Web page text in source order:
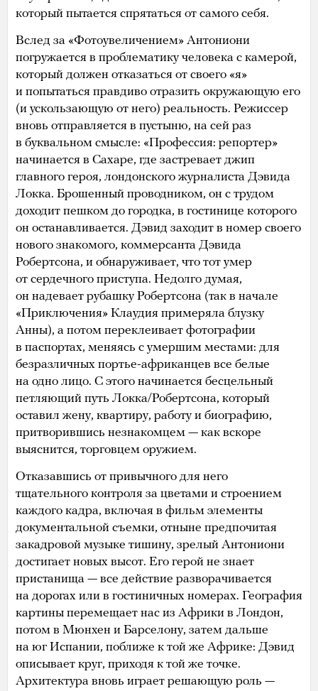
который пытается спрятаться от самого себя.
Вслед за «Фотоувеличением» Антониони
погружается в проблематику человека с камерой,
который должен отказаться от своего «я»
и попытаться правдиво отразить окружающую его
(и ускользающую от него) реальность. Режиссер
вновь отправляется в пустыню, на сей раз
в буквальном смысле: «Профессия: репортер»
начинается в Сахаре, где застревает джип
главного героя, лондонского журналиста Дэвида
Локка. Брошенный проводником, он с трудом
доходит пешком до городка, в гостинице которого
он останавливается. Дэвид заходит в номер своего
нового знакомого, коммерсанта Дэвида
Робертсона, и обнаруживает, что тот умер
от сердечного приступа. Недолго думая,
он надевает рубашку Робертсона (так в начале
«Приключения» Клаудия примеряла блузку
Анны), а потом переклеивает фотографии
в паспортах, меняясь с умершим местами: для
безразличных портье-африканцев все белые
на одно лицо. С этого начинается бесцельный
петляющий путь Локка/Робертсона, который
оставил жену, квартиру, работу и биографию,
притворившись незнакомцем — как вскоре
выяснится, торговцем оружием.
Отказавшись от привычного для него
тщательного контроля за цветами и строением
каждого кадра, включая в фильм элементы
документальной съемки, отныне предпочитая
закадровой музыке тишину, зрелый Антониони
достигает новых высот. Его герой не знает
пристанища — все действие разворачивается
на дорогах или в гостиничных номерах. География
картины перемещает нас из Африки в Лондон,
потом в Мюнхен и Барселону, затем дальше
на юг Испании, поближе к той же Африке: Дэвид
описывает круг, приходя к той же точке.
Архитектура вновь играет решающую роль —